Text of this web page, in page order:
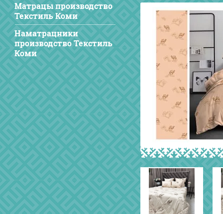
Матрацы производство
Текстиль Коми
Наматрацники
производство Текстиль
Коми